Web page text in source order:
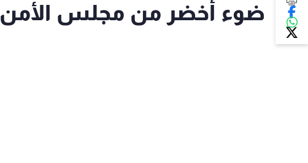
ضوء أخضر من مجلس الأمن